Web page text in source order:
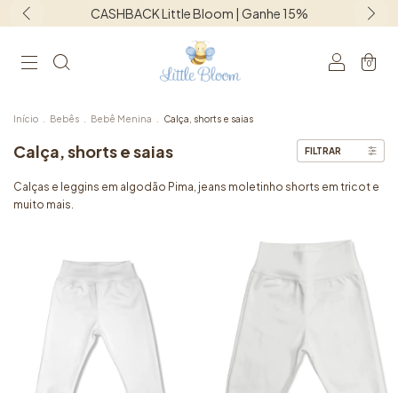
Frete grátis para o Sudeste acima de R$1250,00
0
Início Bebês Bebê Menina Calça, shorts e saias
Calça, shorts e saias FILTRAR
Calças e leggins em algodão Pima, jeans moletinho shorts em tricot e
muito mais.